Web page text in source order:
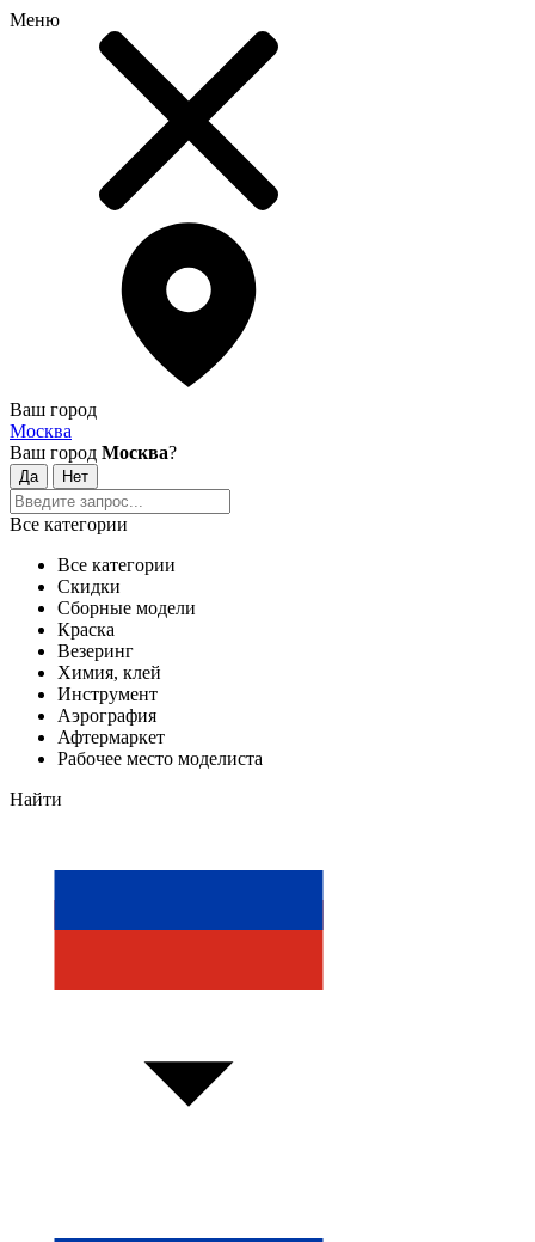
Меню
Ваш город
Москва
Ваш город Москва?
Все категории
Все категории
Скидки
Сборные модели
Краска
Везеринг
Химия, клей
Инструмент
Аэрография
Афтермаркет
Рабочее место моделиста
Найти